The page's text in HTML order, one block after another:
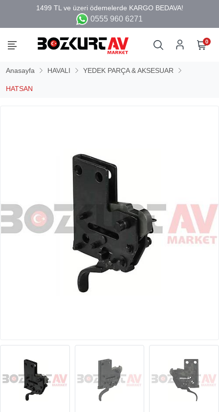
0555 960 6271
0
Anasayfa HAVALI YEDEK PARÇA & AKSESUAR
HATSAN